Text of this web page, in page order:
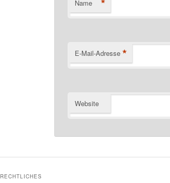
Name
E-Mail-Adresse *
Website
RECHTLICHES